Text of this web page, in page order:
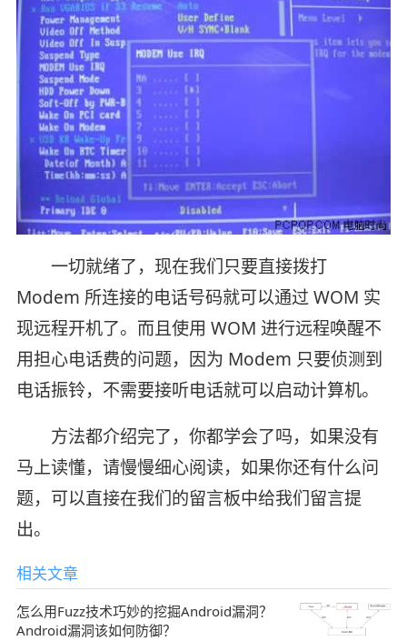
一切就绪了，现在我们只要直接拨打
Modem 所连接的电话号码就可以通过 WOM 实
现远程开机了。而且使用 WOM 进行远程唤醒不
用担心电话费的问题，因为 Modem 只要侦测到
电话振铃，不需要接听电话就可以启动计算机。
方法都介绍完了，你都学会了吗，如果没有
马上读懂，请慢慢细心阅读，如果你还有什么问
题，可以直接在我们的留言板中给我们留言提
出。
相关文章
怎么用Fuzz技术巧妙的挖掘Android漏洞？
Android漏洞该如何防御？